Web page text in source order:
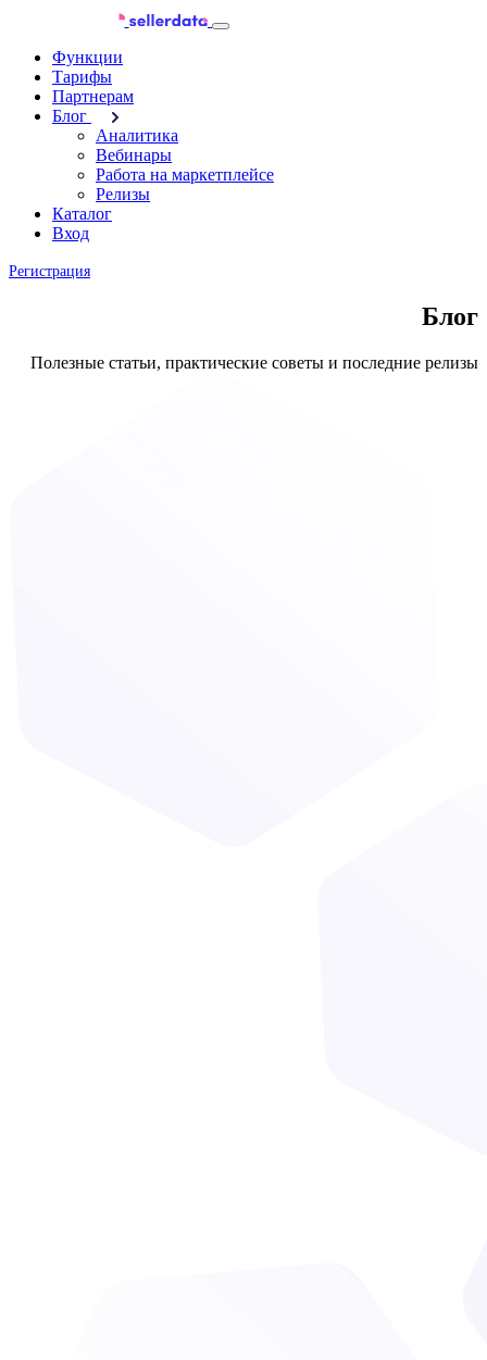
Функции
Тарифы
Партнерам
Блог
Аналитика
Вебинары
Работа на маркетплейсе
Релизы
Каталог
Вход
Регистрация
Блог
Полезные статьи, практические советы и последние релизы